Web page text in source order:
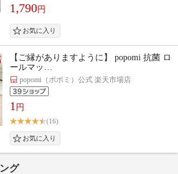
1,790円
【ご縁がありますように】 popomi 抗菌 ロ
ールマッ…
popomi（ポポミ）公式 楽天市場店
1 円
(16)
グ